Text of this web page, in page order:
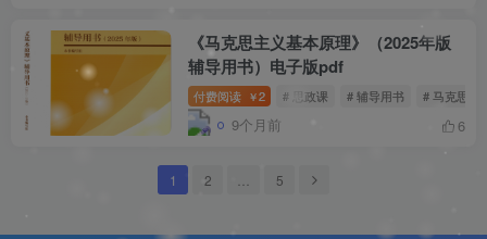
《马克思主义基本原理》（2025年版
辅导用书）电子版pdf
付费阅读 ￥2 # 思政课 # 辅导用书 # 马克思主
9个月前 6
1 2 5